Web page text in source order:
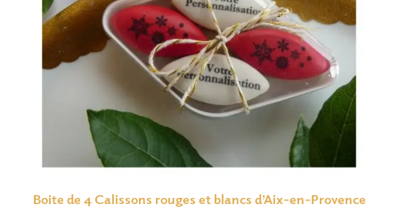
Boite de 4 Calissons rouges et blancs d’Aix-en-Provence